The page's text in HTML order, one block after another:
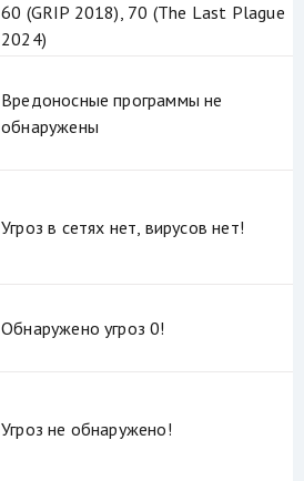
60 (GRIP 2018), 70 (The Last Plague
2024)
Вредоносные программы не
обнаружены
Угроз в сетях нет, вирусов нет!
Обнаружено угроз 0!
Угроз не обнаружено!